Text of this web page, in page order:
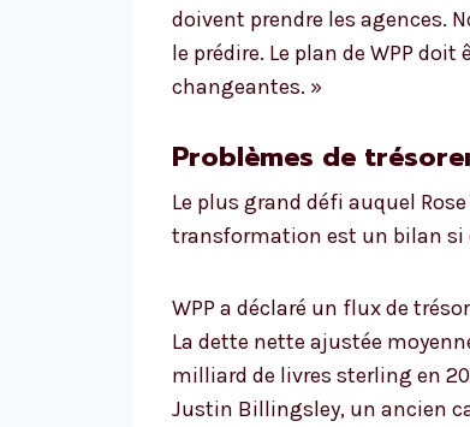
doivent prendre les agences.
le prédire. Le plan de WPP
changeantes. »
Problèmes de
Le plus grand défi auquel
transformation est un bilan si
WPP a déclaré un flux de
La dette nette ajustée
milliard de livres sterling en
Justin Billingsley, un ancien